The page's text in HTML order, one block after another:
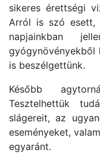
sikeres érettségi
Arról is szó esett,
napjainkban
gyógynövényekből
is beszélgettünk.
Később
Tesztelhettük
slágereit, az
eseményeket,
egyaránt.